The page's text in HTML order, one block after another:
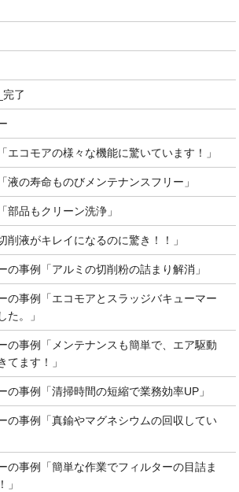
了
エコモアの様々な機能に驚いています！」
液の寿命ものびメンテナンスフリー」
部品もクリーン洗浄」
削液がキレイになるのに驚き！！」
の事例「アルミの切削粉の詰まり解消」
の事例「エコモアとスラッジバキューマー
た。」
の事例「メンテナンスも簡単で、エア駆動
てます！」
の事例「清掃時間の短縮で業務効率UP」
の事例「真鍮やマグネシウムの回収してい
の事例「簡単な作業でフィルターの目詰ま
」